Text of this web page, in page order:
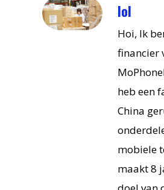
lol
Hoi, Ik
financier
heb een
China
mobiele
maakt 8